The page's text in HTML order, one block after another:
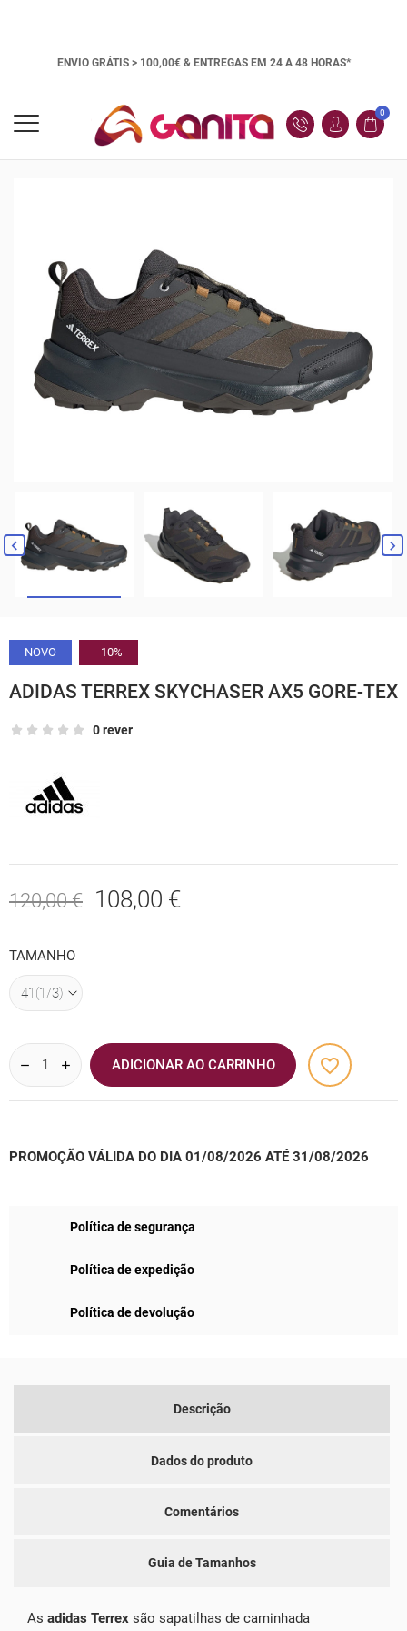
ENVIO GRÁTIS > 100,00€ & ENTREGAS EM 24 A 48 HORAS*
0
 
NOVO - 10%
ADIDAS TERREX SKYCHASER AX5 GORE-TEX
0 rever
120,00 € 108,00 €
TAMANHO
ADICIONAR AO CARRINHO favorite_border
PROMOÇÃO VÁLIDA DO DIA 01/08/2026 ATÉ 31/08/2026
Política de segurança
Política de expedição
Política de devolução
Descrição
Dados do produto
Comentários
Guia de Tamanhos
As adidas Terrex são sapatilhas de caminhada